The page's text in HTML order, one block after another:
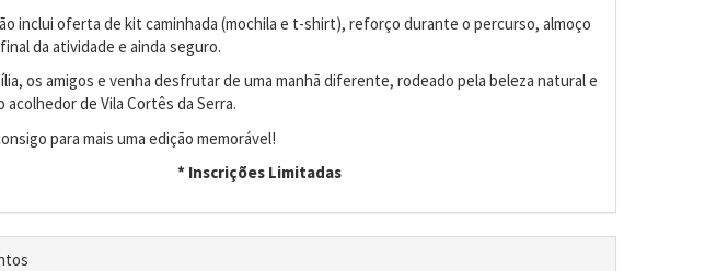
inclui oferta de kit caminhada (mochila e t-shirt), reforço durante o percurso, almoço
da atividade e ainda seguro.
os amigos e venha desfrutar de uma manhã diferente, rodeado pela beleza natural e
de Vila Cortês da Serra.
para mais uma edição memorável!
* Inscrições Limitadas